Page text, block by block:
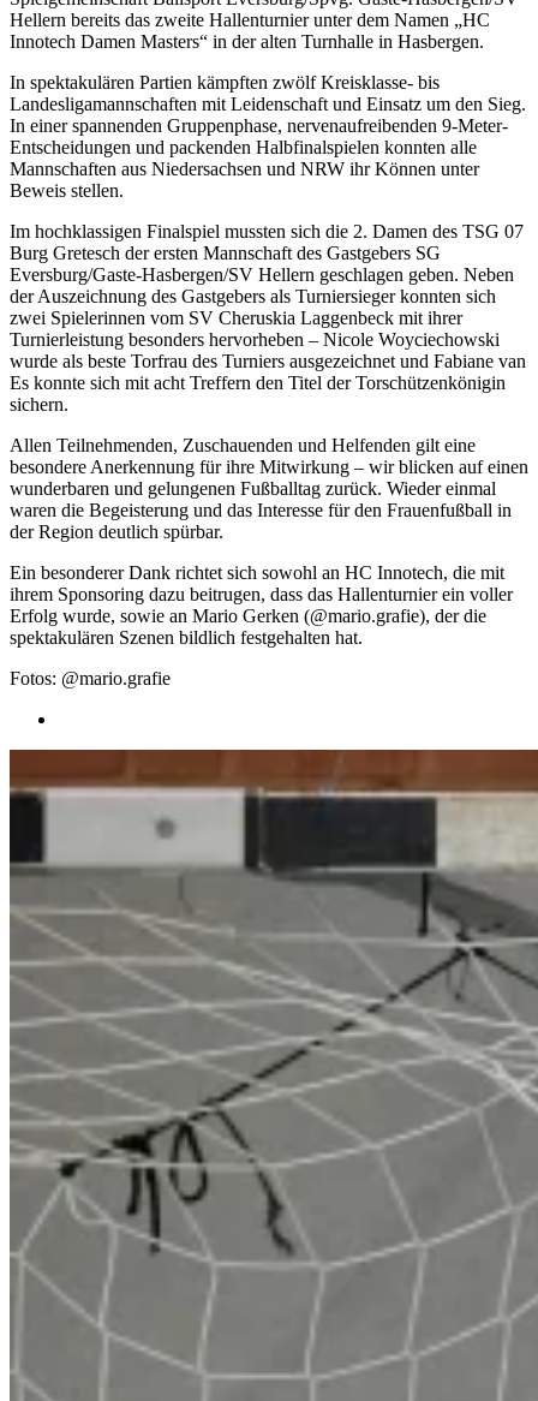
Hellern bereits das zweite Hallenturnier unter dem Namen „HC
Innotech Damen Masters“ in der alten Turnhalle in Hasbergen.
In spektakulären Partien kämpften zwölf Kreisklasse- bis
Landesligamannschaften mit Leidenschaft und Einsatz um den Sieg.
In einer spannenden Gruppenphase, nervenaufreibenden 9-Meter-
Entscheidungen und packenden Halbfinalspielen konnten alle
Mannschaften aus Niedersachsen und NRW ihr Können unter
Beweis stellen.
Im hochklassigen Finalspiel mussten sich die 2. Damen des TSG 07
Burg Gretesch der ersten Mannschaft des Gastgebers SG
Eversburg/Gaste-Hasbergen/SV Hellern geschlagen geben. Neben
der Auszeichnung des Gastgebers als Turniersieger konnten sich
zwei Spielerinnen vom SV Cheruskia Laggenbeck mit ihrer
Turnierleistung besonders hervorheben – Nicole Woyciechowski
wurde als beste Torfrau des Turniers ausgezeichnet und Fabiane van
Es konnte sich mit acht Treffern den Titel der Torschützenkönigin
sichern.
Allen Teilnehmenden, Zuschauenden und Helfenden gilt eine
besondere Anerkennung für ihre Mitwirkung – wir blicken auf einen
wunderbaren und gelungenen Fußballtag zurück. Wieder einmal
waren die Begeisterung und das Interesse für den Frauenfußball in
der Region deutlich spürbar.
Ein besonderer Dank richtet sich sowohl an HC Innotech, die mit
ihrem Sponsoring dazu beitrugen, dass das Hallenturnier ein voller
Erfolg wurde, sowie an Mario Gerken (@mario.grafie), der die
spektakulären Szenen bildlich festgehalten hat.
Fotos: @mario.grafie